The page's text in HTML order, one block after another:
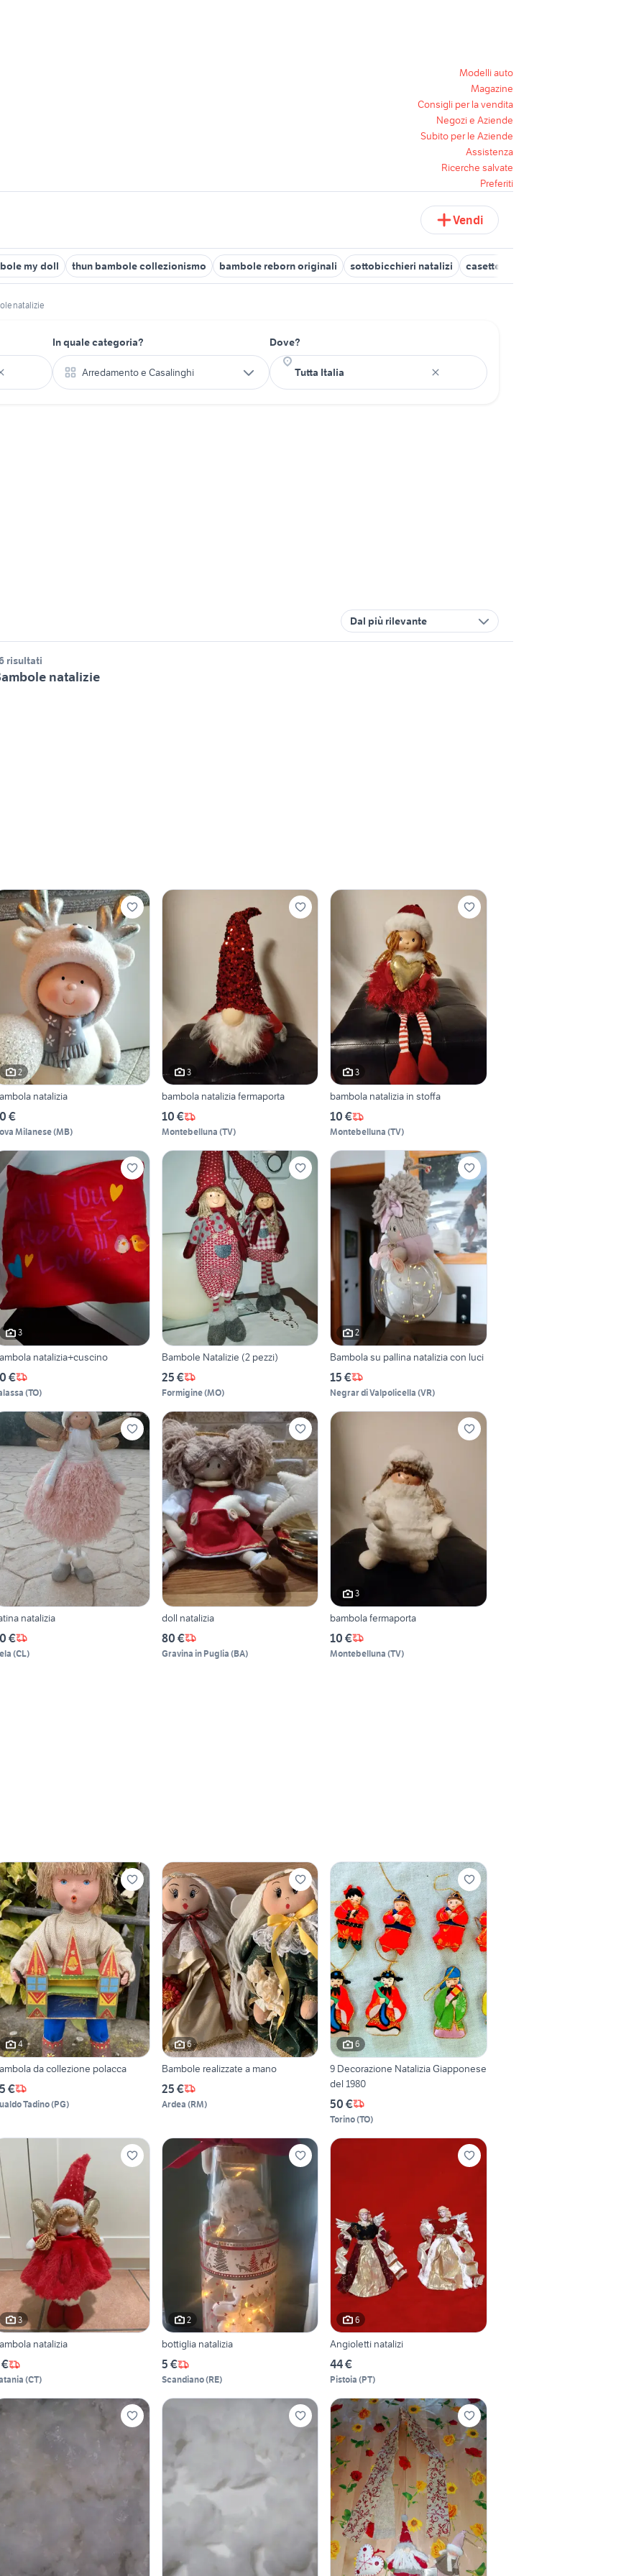
Modelli auto
Magazine
Consigli per la vendita
Negozi e Aziende
Subito per le Aziende
Assistenza
Ricerche salvate
Preferiti
Vendi
my doll thun bambole collezionismo bambole reborn originali sottobicchieri natalizi casette natalizie
natalizie
In quale categoria?
Arredamento e Casalinghi
Dove?
Dal più rilevante
risultati
natalizie
2
natalizia
€
Milanese(MB)
3
bambola natalizia fermaporta
10 €
Montebelluna (TV)
3
bambola natalizia in stoffa
10 €
Montebelluna (TV)
3
natalizia+cuscino
€
(TO)
Bambole Natalizie (2 pezzi)
25 €
Formigine(MO)
2
Bambola su pallina natalizia con luci
15 €
Negrar di Valpolicella (VR)
natalizia
€
(CL)
doll natalizia
80 €
Gravina in Puglia (BA)
3
bambola fermaporta
10 €
Montebelluna (TV)
4
da collezione polacca
€
Tadino(PG)
6
Bambole realizzate a mano
25 €
Ardea (RM)
6
9 Decorazione Natalizia Giapponese
del 1980
50 €
Torino(TO)
3
natalizia
(CT)
2
bottiglia natalizia
5 €
Scandiano(RE)
6
Angioletti natalizi
44 €
Pistoia (PT)